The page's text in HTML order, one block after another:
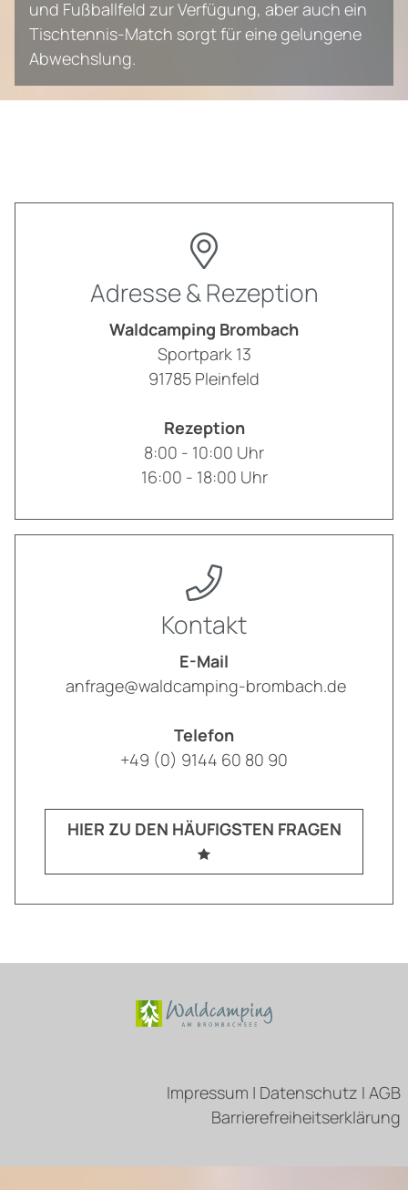
und Fußballfeld zur Verfügung, aber auch ein
Tischtennis-Match sorgt für eine gelungene
Abwechslung.
Adresse & Rezeption
Waldcamping Brombach
Sportpark 13
91785 Pleinfeld
Rezeption
8:00 - 10:00 Uhr
16:00 - 18:00 Uhr
Kontakt
E-Mail
anfrage@waldcamping-brombach.de
Telefon
+49 (0) 9144 60 80 90
HIER ZU DEN HÄUFIGSTEN FRAGEN
Impressum | Datenschutz I AGB
Barrierefreiheitserklärung